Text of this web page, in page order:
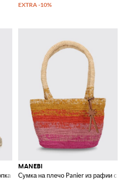
в разноцветную полоску на завязках
MANEBI
Сумка на плечо Panier из рафии с